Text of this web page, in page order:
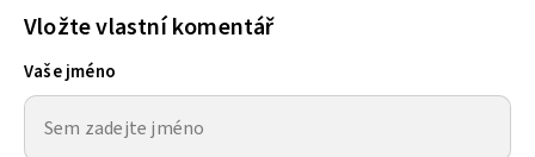
Vložte vlastní komentář
Vaše jméno